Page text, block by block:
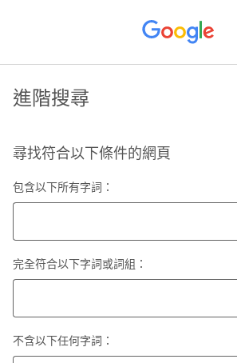
進階搜尋
尋找符合以下條件的網頁
包含以下所有字詞：
完全符合以下字詞或詞組：
不含以下任何字詞：